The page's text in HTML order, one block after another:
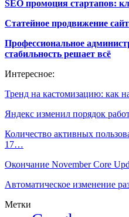
SEO промоция стартапов:
Статейное продвижение
Профессиональное
стабильность решает всё
Интересное:
Тренд на кастомизацию: как
Яндекс изменил порядок
Количество активных
17…
Окончание November Core
Автоматическое изменение
Метки